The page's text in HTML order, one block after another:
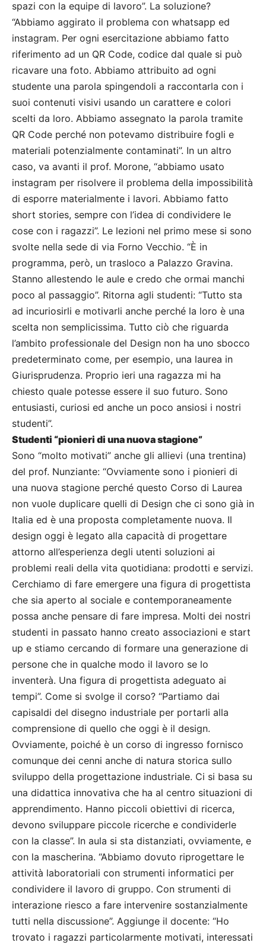
spazi con la equipe di lavoro”. La soluzione?
“Abbiamo aggirato il problema con whatsapp ed
instagram. Per ogni esercitazione abbiamo fatto
riferimento ad un QR Code, codice dal quale si può
ricavare una foto. Abbiamo attribuito ad ogni
studente una parola spingendoli a raccontarla con i
suoi contenuti visivi usando un carattere e colori
scelti da loro. Abbiamo assegnato la parola tramite
QR Code perché non potevamo distribuire fogli e
materiali potenzialmente contaminati”. In un altro
caso, va avanti il prof. Morone, “abbiamo usato
instagram per risolvere il problema della impossibilità
di esporre materialmente i lavori. Abbiamo fatto
short stories, sempre con l’idea di condividere le
cose con i ragazzi”. Le lezioni nel primo mese si sono
svolte nella sede di via Forno Vecchio. “È in
programma, però, un trasloco a Palazzo Gravina.
Stanno allestendo le aule e credo che ormai manchi
poco al passaggio”. Ritorna agli studenti: “Tutto sta
ad incuriosirli e motivarli anche perché la loro è una
scelta non semplicissima. Tutto ciò che riguarda
l’ambito professionale del Design non ha uno sbocco
predeterminato come, per esempio, una laurea in
Giurisprudenza. Proprio ieri una ragazza mi ha
chiesto quale potesse essere il suo futuro. Sono
entusiasti, curiosi ed anche un poco ansiosi i nostri
studenti”.
Studenti “pionieri di una nuova stagione”
Sono “molto motivati” anche gli allievi (una trentina)
del prof. Nunziante: “Ovviamente sono i pionieri di
una nuova stagione perché questo Corso di Laurea
non vuole duplicare quelli di Design che ci sono già in
Italia ed è una proposta completamente nuova. Il
design oggi è legato alla capacità di progettare
attorno all’esperienza degli utenti soluzioni ai
problemi reali della vita quotidiana: prodotti e servizi.
Cerchiamo di fare emergere una figura di progettista
che sia aperto al sociale e contemporaneamente
possa anche pensare di fare impresa. Molti dei nostri
studenti in passato hanno creato associazioni e start
up e stiamo cercando di formare una generazione di
persone che in qualche modo il lavoro se lo
inventerà. Una figura di progettista adeguato ai
tempi”. Come si svolge il corso? “Partiamo dai
capisaldi del disegno industriale per portarli alla
comprensione di quello che oggi è il design.
Ovviamente, poiché è un corso di ingresso fornisco
comunque dei cenni anche di natura storica sullo
sviluppo della progettazione industriale. Ci si basa su
una didattica innovativa che ha al centro situazioni di
apprendimento. Hanno piccoli obiettivi di ricerca,
devono sviluppare piccole ricerche e condividerle
con la classe”. In aula si sta distanziati, ovviamente, e
con la mascherina. “Abbiamo dovuto riprogettare le
attività laboratoriali con strumenti informatici per
condividere il lavoro di gruppo. Con strumenti di
interazione riesco a fare intervenire sostanzialmente
tutti nella discussione”. Aggiunge il docente: “Ho
trovato i ragazzi particolarmente motivati, interessati